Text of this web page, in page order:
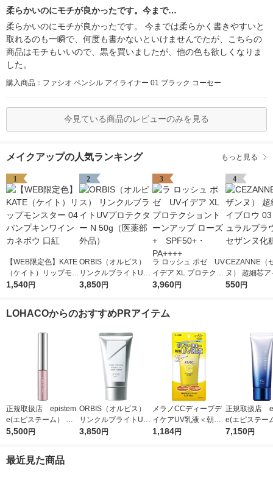
柔らかいのにモチが良かったです。今まで…
柔らかいのにモチが良かったです。 今までは柔らかく書きやすいと
取れるのも一瞬で、何度も書かないといけませんでたが、こちらの
商品はモチもいいので、黒を買いましたが、他の色も欲しくなりま
した。
購入商品：ファシオ ペンシル アイライナー 01 ブラック コーセー
今見ている商品のレビューのみを見る
メイクアップの人気ランキング もっと見る
1
【WEB限定色】KATE
（ケイト）リップモン
スター 04 パンプキン
1,540円
2
ORBIS（オルビス）
リンクルブライトUV
プロテクター N 50g
3,850円
3
ラ ロッシュ ポゼ UV
イデア XL プロテクシ
ョントーンアップ ロ
3,960円
4
CEZANNE（
ヌ） 超細芯
ウ 03（ナチ
550円
LOHACOからのおすすめPRアイテム
正規取扱店 epistem
e(エピステーム） パ
ワライズラッシュセラ
5,500円
ORBIS（オルビス）
リンクルブライトUV
プロテクター N 50g
3,850円
メラノCCディープデ
イケアUV乳液＜朝用
日焼け止め乳液＞50g
1,184円
正規取扱店
e(エピステー
ワイトUVレ
7,150円
最近見た商品